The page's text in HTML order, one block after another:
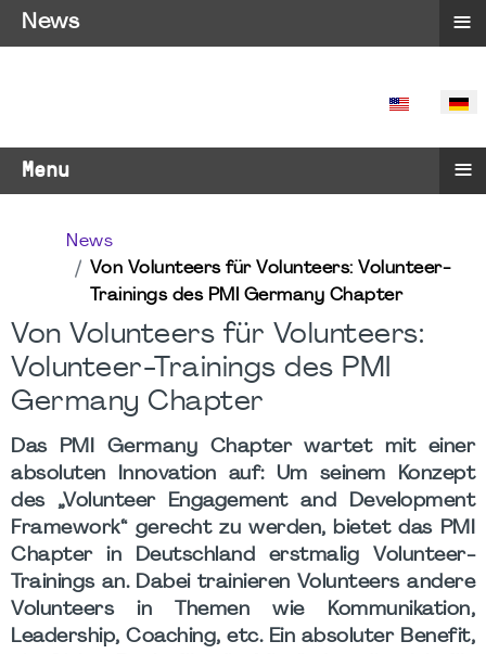
SPRACHE
Menu ≡
News
Von Volunteers für Volunteers: Volunteer-
Trainings des PMI Germany Chapter
Von Volunteers für Volunteers:
Volunteer-Trainings des PMI
Germany Chapter
Das PMI Germany Chapter wartet mit einer
absoluten Innovation auf: Um seinem Konzept
des „Volunteer Engagement and Development
Framework“ gerecht zu werden, bietet das PMI
Chapter in Deutschland erstmalig Volunteer-
Trainings an. Dabei trainieren Volunteers andere
Volunteers in Themen wie Kommunikation,
Leadership, Coaching, etc. Ein absoluter Benefit,
News ≡